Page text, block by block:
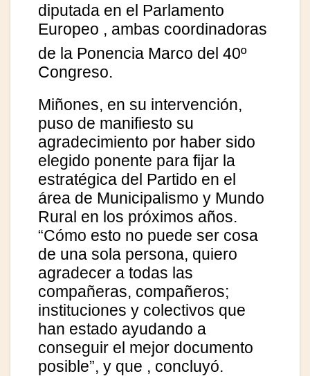
diputada en el Parlamento
Europeo , ambas coordinadoras
de la Ponencia Marco del 40º
Congreso.
Miñones, en su intervención,
puso de manifiesto su
agradecimiento por haber sido
elegido ponente para fijar la
estratégica del Partido en el
área de Municipalismo y Mundo
Rural en los próximos años.
“Cómo esto no puede ser cosa
de una sola persona, quiero
agradecer a todas las
compañeras, compañeros;
instituciones y colectivos que
han estado ayudando a
conseguir el mejor documento
posible”, y que , concluyó.